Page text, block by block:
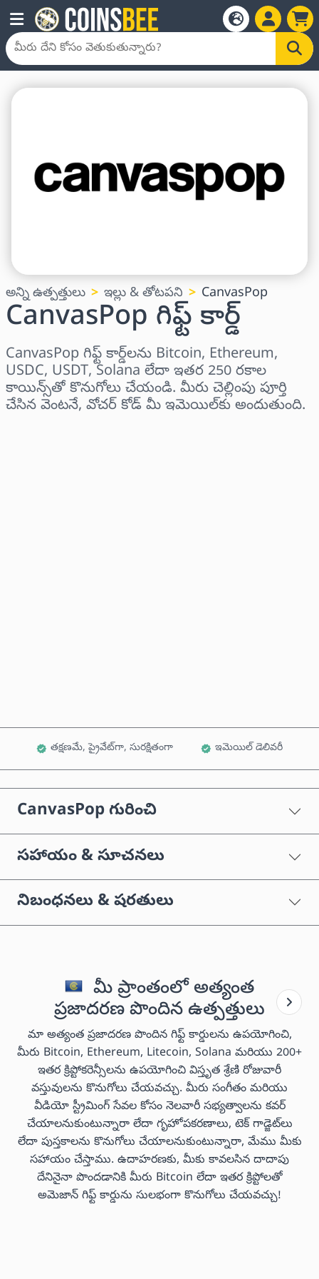
అన్ని ఉత్పత్తులు ఇల్లు & తోటపని CanvasPop
CanvasPop గిఫ్ట్ కార్డ్
CanvasPop గిఫ్ట్ కార్డ్‌లను Bitcoin, Ethereum,
USDC, USDT, Solana లేదా ఇతర 250 రకాల
కాయిన్స్‌తో కొనుగోలు చేయండి. మీరు చెల్లింపు పూర్తి
చేసిన వెంటనే, వోచర్ కోడ్ మీ ఇమెయిల్‌కు అందుతుంది.
తక్షణమే, ప్రైవేట్‌గా, సురక్షితంగా ఇమెయిల్ డెలివరీ
CanvasPop గురించి
సహాయం & సూచనలు
నిబంధనలు & షరతులు
మీ ప్రాంతంలో అత్యంత
ప్రజాదరణ పొందిన ఉత్పత్తులు
మా అత్యంత ప్రజాదరణ పొందిన గిఫ్ట్ కార్డులను ఉపయోగించి,
మీరు Bitcoin, Ethereum, Litecoin, Solana మరియు 200+
ఇతర క్రిప్టోకరెన్సీలను ఉపయోగించి విస్తృత శ్రేణి రోజువారీ
వస్తువులను కొనుగోలు చేయవచ్చు. మీరు సంగీతం మరియు
వీడియో స్ట్రీమింగ్ సేవల కోసం నెలవారీ సభ్యత్వాలను కవర్
చేయాలనుకుంటున్నారా లేదా గృహోపకరణాలు, టెక్ గాడ్జెట్‌లు
లేదా పుస్తకాలను కొనుగోలు చేయాలనుకుంటున్నారా, మేము మీకు
సహాయం చేస్తాము. ఉదాహరణకు, మీకు కావలసిన దాదాపు
దేనినైనా పొందడానికి మీరు Bitcoin లేదా ఇతర క్రిప్టోలతో
అమెజాన్ గిఫ్ట్ కార్డును సులభంగా కొనుగోలు చేయవచ్చు!